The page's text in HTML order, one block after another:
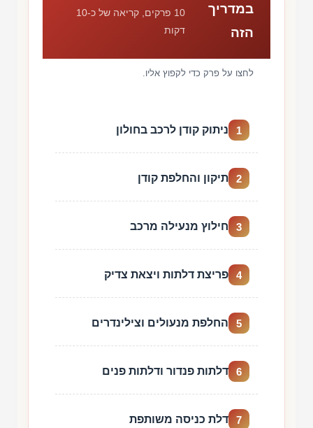
במדריך
הזה
10 פרקים, קריאה של כ-10
דקות
לחצו על פרק כדי לקפוץ אליו.
1 ניתוק קודן לרכב בחולון
2 תיקון והחלפת קודן
3 חילוץ מנעילה מרכב
4 פריצת דלתות ויצאת צדיק
5 החלפת מנעולים וצילינדרים
6 דלתות פנדור ודלתות פנים
7 דלת כניסה משותפת